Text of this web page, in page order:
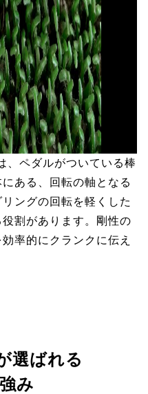
、ペダルがついている棒
ある、回転の軸となる
ングの回転を軽くした
割があります。剛性の
率的にクランクに伝え
選ばれる
み